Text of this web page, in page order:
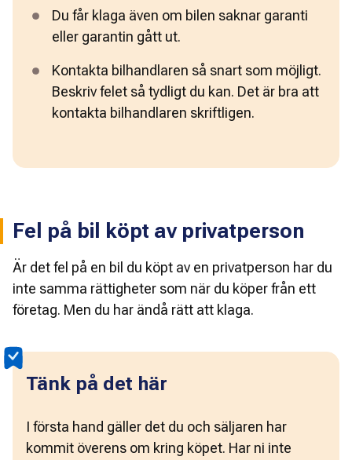
Du får klaga även om bilen saknar garanti
eller garantin gått ut.
Kontakta bilhandlaren så snart som möjligt.
Beskriv felet så tydligt du kan. Det är bra att
kontakta bilhandlaren skriftligen.
Fel på bil köpt av privatperson
Är det fel på en bil du köpt av en privatperson har du
inte samma rättigheter som när du köper från ett
företag. Men du har ändå rätt att klaga.
Tänk på det här
I första hand gäller det du och säljaren har
kommit överens om kring köpet. Har ni inte